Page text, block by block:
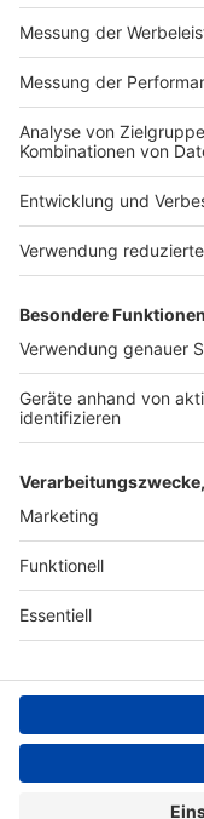
Impressum
Jobs
Presse
Werben
Archiv
ANTENNE BAYERN
Stiftung ANTENNE
hilft
Grounding Page
BAYERN
Datenschutz­erklärung
einstellungen
Persönliche